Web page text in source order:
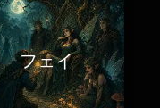
フェイ